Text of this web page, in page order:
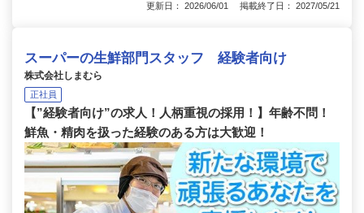
更新日： 2026/06/01 掲載終了日： 2027/05/21
スーパーの生鮮部門スタッフ 経験者向け
株式会社しまむら
正社員
【”経験者向け”の求人！人柄重視の採用！】年齢不問！
鮮魚・精肉を扱った経験のある方は大歓迎！